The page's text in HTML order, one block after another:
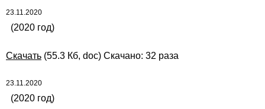
23.11.2020
(2020 год)
Скачать (55.3 Кб, doc) Скачано: 32 раза
23.11.2020
(2020 год)